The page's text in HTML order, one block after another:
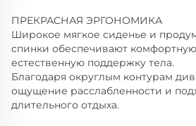
ПРЕКРАСНАЯ ЭРГОНОМИКА
Широкое мягкое сиденье и
спинки обеспечивают
естественную поддержку тела.
Благодаря округлым контурам
ощущение расслабленности и
длительного отдыха.